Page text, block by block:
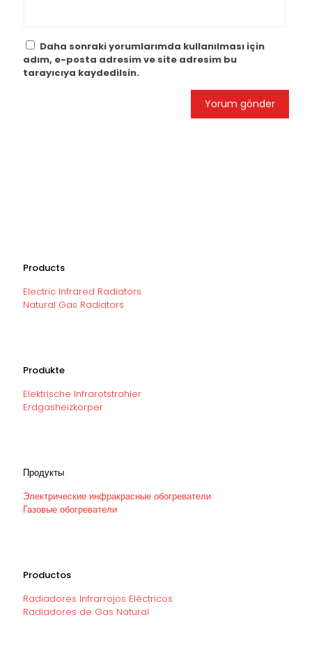
Daha sonraki yorumlarımda kullanılması için
adım, e-posta adresim ve site adresim bu
tarayıcıya kaydedilsin.
Products
Electric Infrared Radiators
Natural Gas Radiators
Produkte
Elektrische Infrarotstrahler
Erdgasheizkörper
Продукты
Электрические инфракрасные обогреватели
Газовые обогреватели
Productos
Radiadores Infrarrojos Eléctricos
Radiadores de Gas Natural